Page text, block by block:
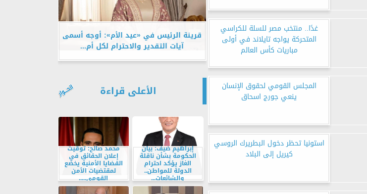
غدًا.. منتخب مصر للسلة للكراسي
المتحركة يواجه تايلاند في أولى
مباريات كأس العالم
المجلس القومي لحقوق الإنسان
ينعي جورج اسحاق
استونيا تحظر دخول البطريرك الروسي
كيريل إلى البلاد
قرينة الرئيس في «عيد الأم»: أوجه أسمى
آيات التقدير والاحترام لكل أم...
الأعلى قراءة
إبراهيم ضيف: بيان
الحكومة بشأن ناقلة
الغاز يؤكد احترام
الدولة للمواطن..
والشائعات...
محمد صالح: توقيت
إعلان الحقائق في
القضايا الأمنية يخضع
لمقتضيات الأمن
القومي.....